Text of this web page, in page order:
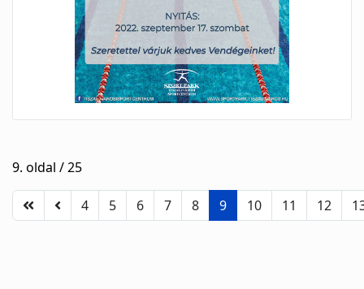
9. oldal / 25
4 5 6 7 8 9 10 11 12